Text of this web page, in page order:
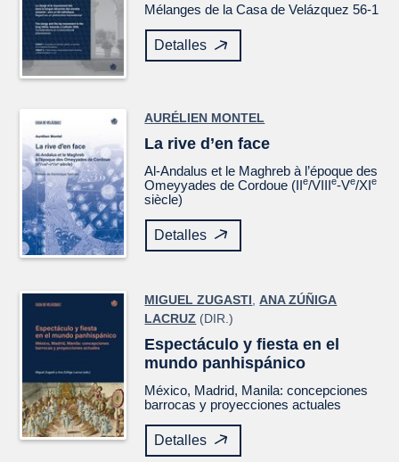
Mélanges de la Casa de Velázquez 56-1
Detalles
AURÉLIEN MONTEL
La rive d’en face
Al-Andalus et le Maghreb à l’époque des
Omeyyades de Cordoue (IIe/VIIIe-Ve/XIe
siècle)
Detalles
MIGUEL ZUGASTI ,ANA ZÚÑIGA
LACRUZ (DIR.)
Espectáculo y fiesta en el
mundo panhispánico
México, Madrid, Manila: concepciones
barrocas y proyecciones actuales
Detalles